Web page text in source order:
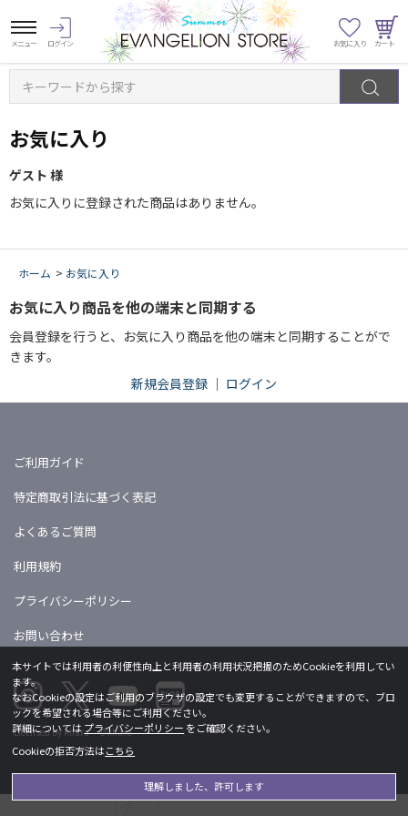
キーワードから探す
お気に入り
ゲスト 様
お気に入りに登録された商品はありません。
ホーム > お気に入り
お気に入り商品を他の端末と同期する
会員登録を行うと、お気に入り商品を他の端末と同期することがで
きます。
新規会員登録 ｜ ログイン
ご利用ガイド
特定商取引法に基づく表記
よくあるご質問
利用規約
プライバシーポリシー
お問い合わせ
Licensed by khara ©khara
本サイトでは利用者の利便性向上と利用者の利用状況把握のためCookieを利用してい
ます。
なおCookieの設定はご利用のブラウザの設定でも変更することができますので、ブロ
ックを希望される場合等にご利用ください。
詳細についてはプライバシーポリシー をご確認ください。
Cookieの拒否方法はこちら
理解しました、許可します